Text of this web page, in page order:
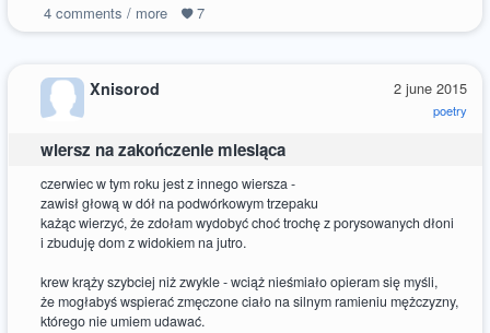
4comments / more 7
2 june 2015
poetry
Xnisorod
wiersz na zakończenie miesiąca
czerwiec w tym roku jest z innego wiersza -
zawisł głową w dół na podwórkowym trzepaku
każąc wierzyć, że zdołam wydobyć choć trochę z porysowanych dłoni
i zbuduję dom z widokiem na jutro.
krew krąży szybciej niż zwykle - wciąż nieśmiało opieram się myśli,
że mogłabyś wspierać zmęczone ciało na silnym ramieniu mężczyzny,
którego nie umiem udawać.